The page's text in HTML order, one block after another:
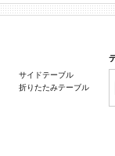
サイドテーブル
折りたたみテーブル